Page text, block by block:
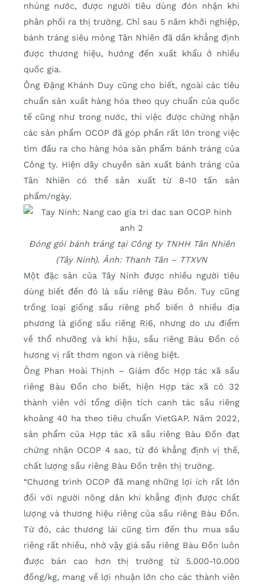
nhúng nước, được người tiêu dùng đón nhận khi
phân phối ra thị trường. Chỉ sau 5 năm khởi nghiệp,
bánh tráng siêu mỏng Tân Nhiên đã dần khẳng định
được thương hiệu, hướng đến xuất khẩu ở nhiều
quốc gia.
Ông Đặng Khánh Duy cũng cho biết, ngoài các tiêu
chuẩn sản xuất hàng hóa theo quy chuẩn của quốc
tế cũng như trong nước, thì việc được chứng nhận
các sản phẩm OCOP đã góp phần rất lớn trong việc
tìm đầu ra cho hàng hóa sản phẩm bánh tráng của
Công ty. Hiện dây chuyền sản xuất bánh tráng của
Tân Nhiên có thể sản xuất từ 8-10 tấn sản
phẩm/ngày.
Đóng gói bánh tráng tại Công ty TNHH Tân Nhiên
(Tây Ninh). Ảnh: Thanh Tân – TTXVN
Một đặc sản của Tây Ninh được nhiều người tiêu
dùng biết đến đó là sầu riêng Bàu Đồn. Tuy cũng
trồng loại giống sầu riêng phổ biến ở nhiều địa
phương là giống sầu riêng Ri6, nhưng do ưu điểm
về thổ nhưỡng và khí hậu, sầu riêng Bàu Đồn có
hương vị rất thơm ngon và riêng biệt.
Ông Phan Hoài Thịnh – Giám đốc Hợp tác xã sầu
riêng Bàu Đồn cho biết, hiện Hợp tác xã có 32
thành viên với tổng diện tích canh tác sầu riêng
khoảng 40 ha theo tiêu chuẩn VietGAP. Năm 2022,
sản phẩm của Hợp tác xã sầu riêng Bàu Đồn đạt
chứng nhận OCOP 4 sao, từ đó khẳng định vị thế,
chất lượng sầu riêng Bàu Đồn trên thị trường.
“Chương trình OCOP đã mang những lợi ích rất lớn
đối với người nông dân khi khẳng định được chất
lượng và thương hiệu riêng của sầu riêng Bàu Đồn.
Từ đó, các thương lái cũng tìm đến thu mua sầu
riêng rất nhiều, nhờ vậy giá sầu riêng Bàu Đồn luôn
được bán cao hơn thị trường từ 5.000-10.000
đồng/kg, mang về lợi nhuận lớn cho các thành viên